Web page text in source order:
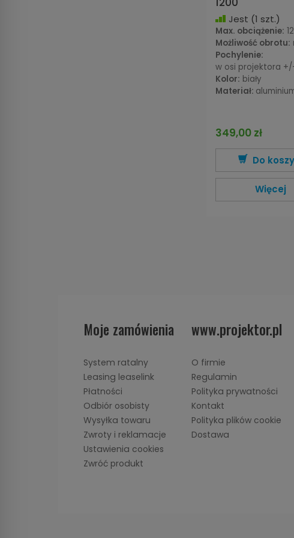
Jest (1 szt.)
Max. obciążenie:
Możliwość obrotu:
Pochylenie:
w osi projektora
Kolor: biały
Materiał:
349,00 zł
Do
Więcej
Moje zamówienia
System ratalny
Leasing leaselink
Płatności
Odbiór osobisty
Wysyłka towaru
Zwroty i reklamacje
Ustawienia cookies
Zwróć produkt
www.projektor.pl
O firmie
Regulamin
Polityka prywatności
Kontakt
Polityka plików cookie
Dostawa